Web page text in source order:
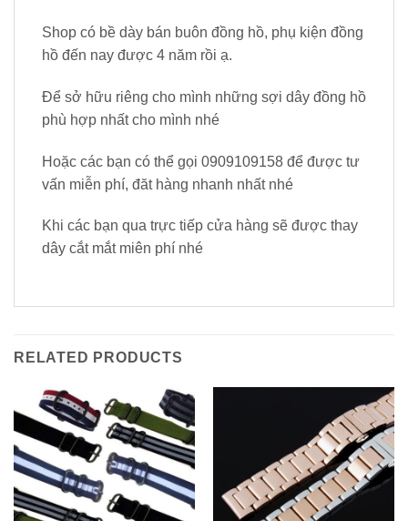
Shop có bề dày bán buôn đồng hồ, phụ kiện đồng
hồ đến nay được 4 năm rồi ạ.
Để sở hữu riêng cho mình những sợi dây đồng hồ
phù hợp nhất cho mình nhé
Hoặc các bạn có thể gọi 0909109158 để được tư
vấn miễn phí, đăt hàng nhanh nhất nhé
Khi các bạn qua trực tiếp cửa hàng sẽ được thay
dây cắt mắt miên phí nhé
RELATED PRODUCTS